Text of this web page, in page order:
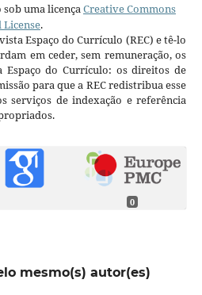
uma licençaCreative Commons
.
Espaço do Currículo (REC) e tê-lo
em ceder, sem remuneração, os
Espaço do Currículo: os direitos de
para que a REC redistribua esse
serviços de indexação e referência
0
mesmo(s) autor(es)